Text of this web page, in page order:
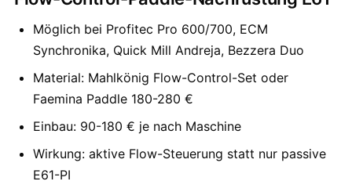
Möglich bei Profitec Pro 600/700, ECM
Synchronika, Quick Mill Andreja, Bezzera Duo
Material: Mahlkönig Flow-Control-Set oder
Faemina Paddle 180-280 €
Einbau: 90-180 € je nach Maschine
Wirkung: aktive Flow-Steuerung statt nur passive
E61-PI